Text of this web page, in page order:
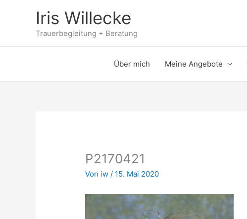
Iris Willecke
Trauerbegleitung + Beratung
Über mich Meine Angebote
P2170421
Von iw/ 15. Mai 2020